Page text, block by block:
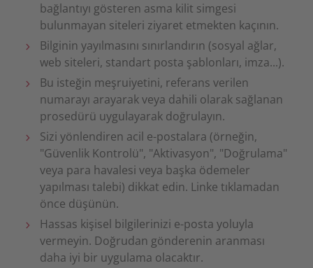
bağlantıyı gösteren asma kilit simgesi
bulunmayan siteleri ziyaret etmekten kaçının.
Bilginin yayılmasını sınırlandırın (sosyal ağlar,
web siteleri, standart posta şablonları, imza...).
Bu isteğin meşruiyetini, referans verilen
numarayı arayarak veya dahili olarak sağlanan
prosedürü uygulayarak doğrulayın.
Sizi yönlendiren acil e-postalara (örneğin,
"Güvenlik Kontrolü", "Aktivasyon", "Doğrulama"
veya para havalesi veya başka ödemeler
yapılması talebi) dikkat edin. Linke tıklamadan
önce düşünün.
Hassas kişisel bilgilerinizi e-posta yoluyla
vermeyin. Doğrudan gönderenin aranması
daha iyi bir uygulama olacaktır.